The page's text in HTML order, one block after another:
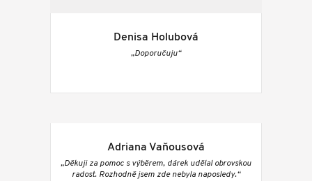
Denisa Holubová
„Doporučuju“
Adriana Vaňousová
„Děkuji za pomoc s výběrem, dárek udělal obrovskou
radost. Rozhodně jsem zde nebyla naposledy.“